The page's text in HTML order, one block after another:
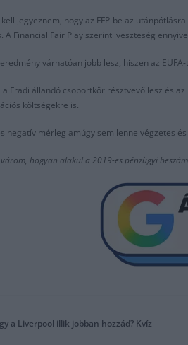
jegyeznem, hogy az FFP-be az
A Financial Fair Play szerinti veszteség
várhatóan jobb lesz, hiszen az
a Fradi állandó csoportkör résztvevő lesz és
költségekre is.
negatív mérleg amúgy sem lenne végzetes
hogyan alakul a 2019-es pénzügyi
a Liverpool illik jobban hozzád? Kvíz